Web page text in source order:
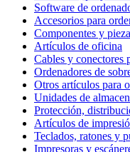
Software de
Accesorios para
Componentes y
Artículos de oficina
Cables y conectores
Ordenadores de
Otros artículos para
Unidades de
Protección,
Artículos de
Teclados, ratones y
Impresoras y